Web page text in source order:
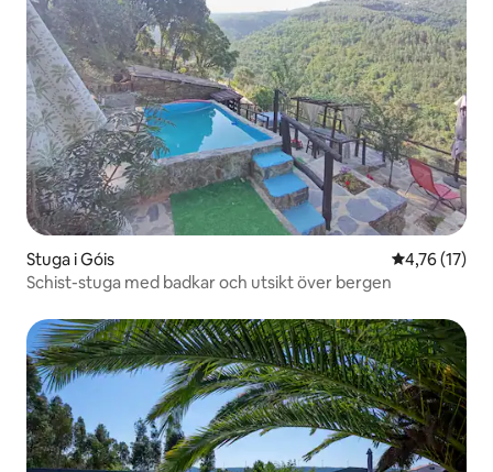
Stuga i Góis 4,76 av 5 i
4,76 (17)
Schist-stuga med badkar och utsikt över bergen